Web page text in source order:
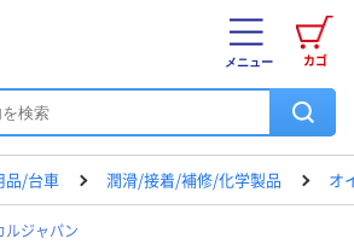
カゴ
メニュー
品/台車 潤滑/接着/補修/化学製品 オ
ルジャパン